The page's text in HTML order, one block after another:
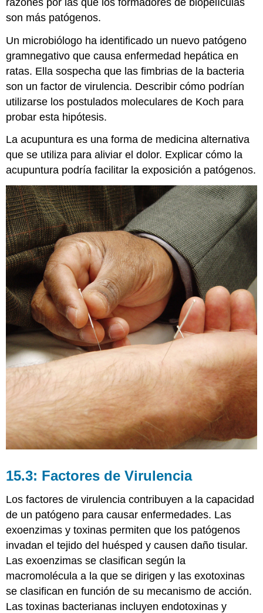
son más patógenos.
Un microbiólogo ha identificado un nuevo patógeno
gramnegativo que causa enfermedad hepática en
ratas. Ella sospecha que las fimbrias de la bacteria
son un factor de virulencia. Describir cómo podrían
utilizarse los postulados moleculares de Koch para
probar esta hipótesis.
La acupuntura es una forma de medicina alternativa
que se utiliza para aliviar el dolor. Explicar cómo la
acupuntura podría facilitar la exposición a patógenos.
15.3: Factores de Virulencia
Los factores de virulencia contribuyen a la capacidad
de un patógeno para causar enfermedades. Las
exoenzimas y toxinas permiten que los patógenos
invadan el tejido del huésped y causen daño tisular.
Las exoenzimas se clasifican según la
macromolécula a la que se dirigen y las exotoxinas
se clasifican en función de su mecanismo de acción.
Las toxinas bacterianas incluyen endotoxinas y